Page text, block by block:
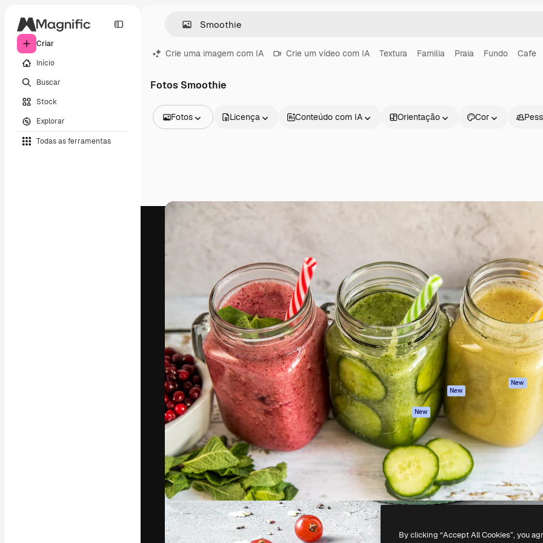
Criar
Início
Buscar
Stock
Explorar
Todas as ferramentas
Crie uma imagem com IA Crie um vídeo com IA Textura Familia Praia Fundo Cafe
Fotos Smoothie
Fotos
Vídeos
Modelos 3D
Licença Conteúdo com IA Orientação Cor
A plataforma criativa para você direcionar
seu melhor trabalho. Mais de 1 milhão de
assinantes entre criativos, empresas,
agências e estúdios.
Português
Produtos
Spaces
Assistente de IA
Gerador de
imagens
Gerador de vídeos
Texto para voz
Conteúdo de stock
MCP para
Claude/ChatGPT
New
Agentes New
API
App móvel
Todas as
ferramentas
Começar
Academy
Documentação
Atendimento
Termos e
condições
Política de
privacidade
New
Política de cookies
Central de
confiabilidade
Afiliados
Empresas
Copyright © 2010-2026 Freepik Company S.L.U.Todos os direitos reservados.
By clicking “Accept All Cookies”, you